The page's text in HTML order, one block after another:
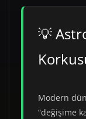
💡
Modern
“değişime